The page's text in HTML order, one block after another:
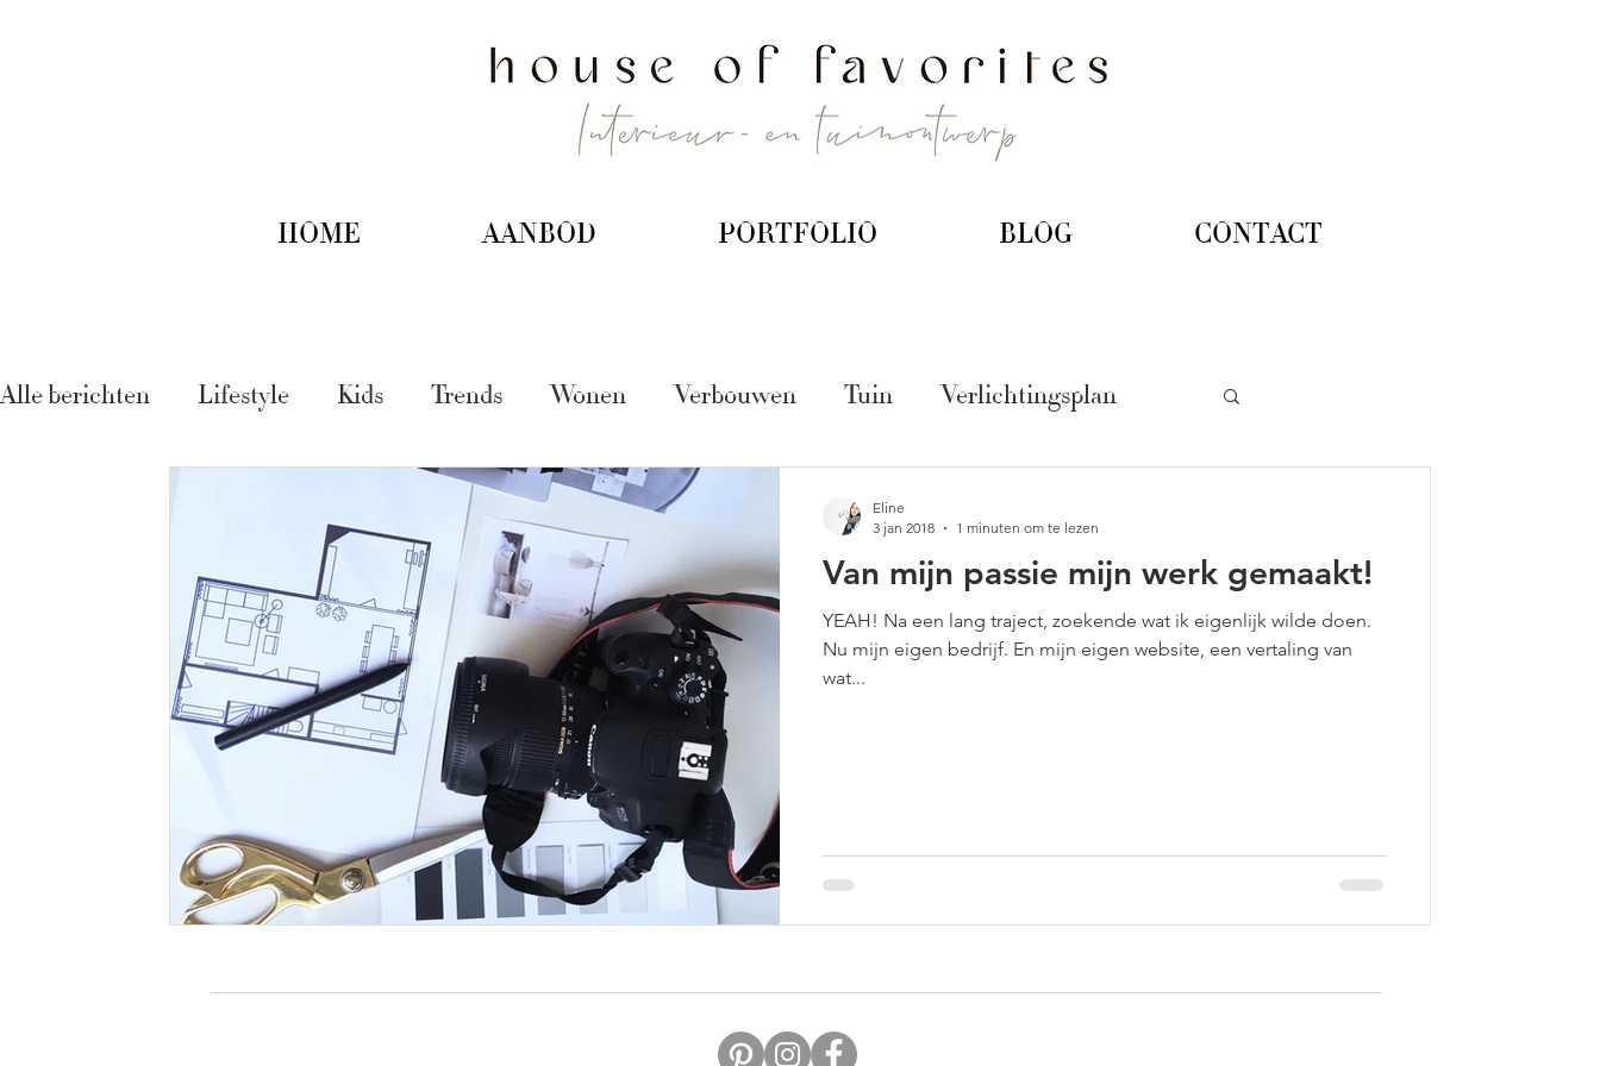
HOME AANBOD PORTFOLIO BLOG CONTACT
Alle berichten Lifestyle Kids Trends Wonen Verbouwen Tuin Verlichtingsplan
Van mijn passie mijn werk gemaakt!
YEAH! Na een lang traject, zoekende wat ik eigenlijk wilde doen.
Nu mijn eigen bedrijf. En mijn eigen website, een vertaling van
wat...
Eline
3 jan 2018
1 minuten om te lezen